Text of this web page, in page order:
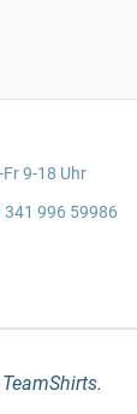
9-18 Uhr
341 996 59986